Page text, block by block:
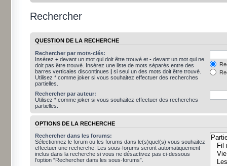
Rechercher
QUESTION DE LA RECHERCHE
Rechercher par mots-clés:
Insérez + devant un mot qui doit être trouvé et - devant un mot qui ne
doit pas être trouvé. Insérez une liste de mots séparés entre des
barres verticales discontinues | si seul un des mots doit être trouvé.
Utilisez * comme joker si vous souhaitez effectuer des recherches
partielles.
Rechercher par auteur:
Utilisez * comme joker si vous souhaitez effectuer des recherches
partielles.
OPTIONS DE LA RECHERCHE
Rechercher dans les forums:
Sélectionnez le forum ou les forums dans le(s)quel(s) vous souhaitez
effectuer une recherche. Les sous-forums seront automatiquement
inclus dans la recherche si vous ne désactivez pas ci-dessous
l’option “Rechercher dans les sous-forums”.